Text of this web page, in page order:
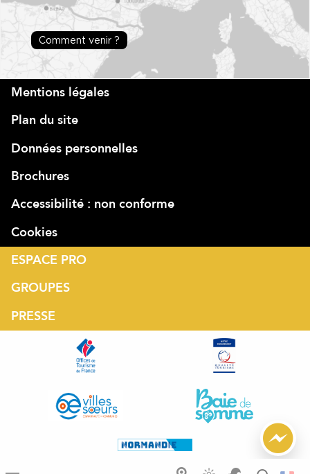
Comment venir ?
Mentions légales
Plan du site
Données personnelles
Brochures
Accessibilité : non conforme
Cookies
ESPACE PRO
GROUPES
PRESSE